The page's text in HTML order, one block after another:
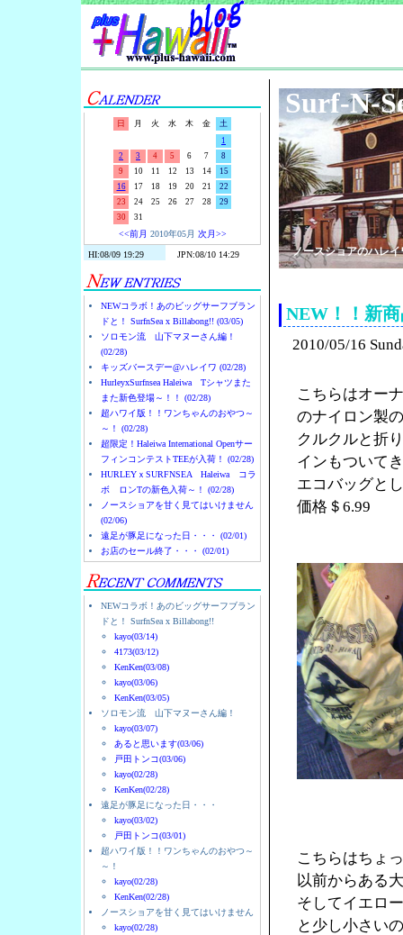
日 月 火 水 木 金
土
1
2
3 4 5 6 7
8
9
10 11 12 13 14
15
16
17 18 19 20 21
22
23
24 25 26 27 28
29
30
31
<<前月 2010年05月 次月>>
NEWコラボ！あのビッグサーフブラン
ドと！ SurfnSea x Billabong!! (03/05)
ソロモン流 山下マヌーさん編！
(02/28)
キッズバースデー@ハレイワ (02/28)
HurleyxSurfnsea Haleiwa Tシャツまた
また新色登場～！！ (02/28)
超ハワイ版！！ワンちゃんのおやつ～
～！ (02/28)
超限定！Haleiwa International Openサー
フィンコンテストTEEが入荷！ (02/28)
HURLEYｘSURFNSEA Haleiwa コラ
ボ ロンTの新色入荷～！ (02/28)
ノースショアを甘く見てはいけません
(02/06)
遠足が豚足になった日・・・ (02/01)
お店のセール終了・・・ (02/01)
NEWコラボ！あのビッグサーフブラン
ドと！ SurfnSea x Billabong!!
kayo(03/14)
4173(03/12)
KenKen(03/08)
kayo(03/06)
KenKen(03/05)
ソロモン流 山下マヌーさん編！
kayo(03/07)
あると思います(03/06)
戸田トンコ(03/06)
kayo(02/28)
KenKen(02/28)
遠足が豚足になった日・・・
kayo(03/02)
戸田トンコ(03/01)
超ハワイ版！！ワンちゃんのおやつ～
～！
kayo(02/28)
KenKen(02/28)
ノースショアを甘く見てはいけません
kayo(02/28)
Surf-N-
ノースショアのハレ
NEW！！新
2010/05/16
こちらはオー
のナイロン製
クルクルと折
インもついて
エコバッグと
価格＄6.99
こちらはちょ
以前からある
そしてイエロ
と少し小さい